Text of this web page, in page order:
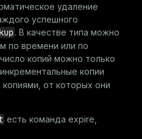
удаление
успешного
. В качестве типа можно
по времени или по
копий можно только
инкрементальные копии
от которых они
есть команда expire